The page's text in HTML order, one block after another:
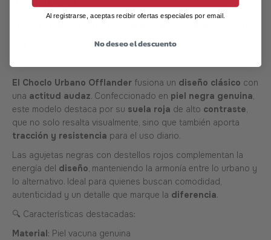
El Choclo Urbano Offlander fusiona un diseño clásico con
una actitud audaz. Confeccionado en piel negra genuina
este modelo destaca por su suela roja de alto contraste
que no solo resalta visualmente, sino que también aporta
tracción y resistencia para el uso diario.
Las agujetas negras con destellos rojos complementan la
energía del diseño , manteniendo la armonía entre lo urbano y
lo alternativo. Ideal para quienes buscan comodidad,
autenticidad y un detalle que marque la diferencia.
🔍 Características destacadas:
Material: Piel vacuna genuina
Al registrarse, aceptas recibir ofertas especiales por email.
No deseo el descuento